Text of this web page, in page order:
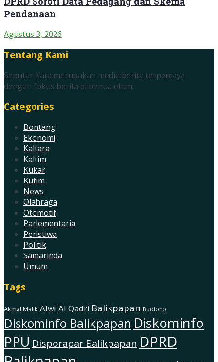
Pendanaan
Agustus 3, 2026
Tentang Kami
Seputar Kata merupakan media berita terpercaya
dengan fokus berita di benua etam.
Categories
Bontang
Ekonomi
Kaltara
Kaltim
Kukar
Kutim
News
Olahraga
Otomotif
Parlementaria
Peristiwa
Politik
Samarinda
Umum
Tags
Akmal Malik Alwi Al Qadri Balikpapan Budiono
Diskominfo Balikpapan Diskominfo
PPU Disporapar Balikpapan DPRD